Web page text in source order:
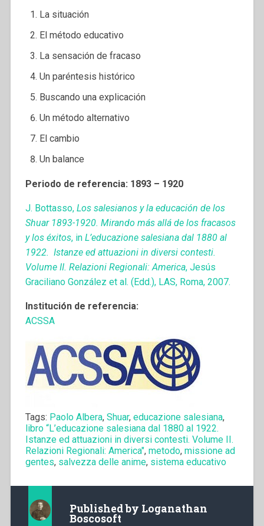
La situación
El método educativo
La sensación de fracaso
Un paréntesis histórico
Buscando una explicación
Un método alternativo
El cambio
Un balance
Periodo de referencia: 1893 – 1920
J. Bottasso, Los salesianos y la educación de los
Shuar 1893-1920. Mirando más allá de los fracasos
y los éxitos, in L’educazione salesiana dal 1880 al
1922. Istanze ed attuazioni in diversi contesti.
Volume II. Relazioni Regionali: America, Jesús
Graciliano González et al. (Edd.), LAS, Roma, 2007.
Institución de referencia:
ACSSA
Tags: Paolo Albera, Shuar, educazione salesiana,
libro “L’educazione salesiana dal 1880 al 1922.
Istanze ed attuazioni in diversi contesti. Volume II.
Relazioni Regionali: America", metodo, missione ad
gentes, salvezza delle anime, sistema educativo
Published by Loganathan
Boscosoft